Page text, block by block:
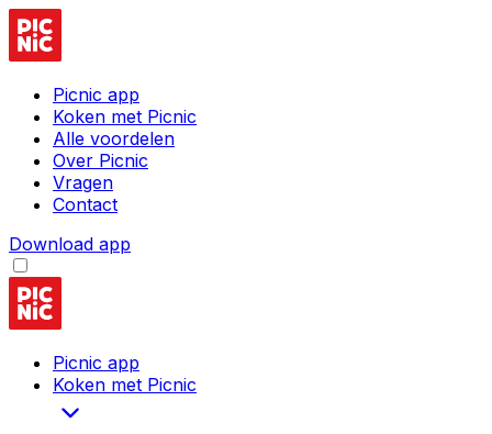
Picnic app
Koken met Picnic
Alle voordelen
Over Picnic
Vragen
Contact
Download app
Picnic app
Koken met Picnic